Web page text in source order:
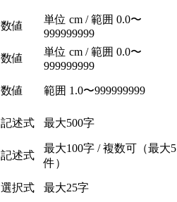
数値
単位 cm / 範囲 0.0〜
999999999
数値
単位 cm / 範囲 0.0〜
999999999
数値 範囲 1.0〜999999999
記述式 最大500字
記述式
最大100字 / 複数可（最大5
件）
選択式 最大25字